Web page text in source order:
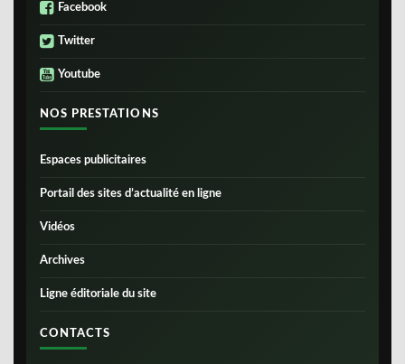
Facebook
Twitter
Youtube
NOS PRESTATIONS
Espaces publicitaires
Portail des sites d’actualité en ligne
Vidéos
Archives
Ligne éditoriale du site
CONTACTS